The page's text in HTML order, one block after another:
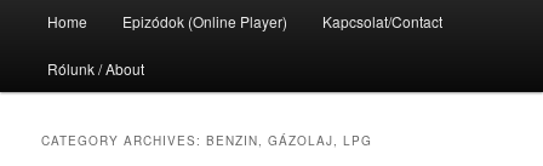
Home Epizódok (Online Player) Kapcsolat/Contact
Rólunk / About
CATEGORY ARCHIVES:BENZIN, GÁZOLAJ, LPG